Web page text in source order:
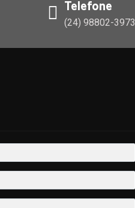
Telefone
(24) 98802-3973